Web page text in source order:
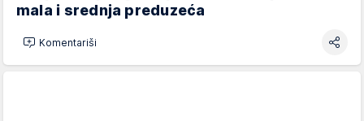
mala i srednja preduzeća
Komentariši